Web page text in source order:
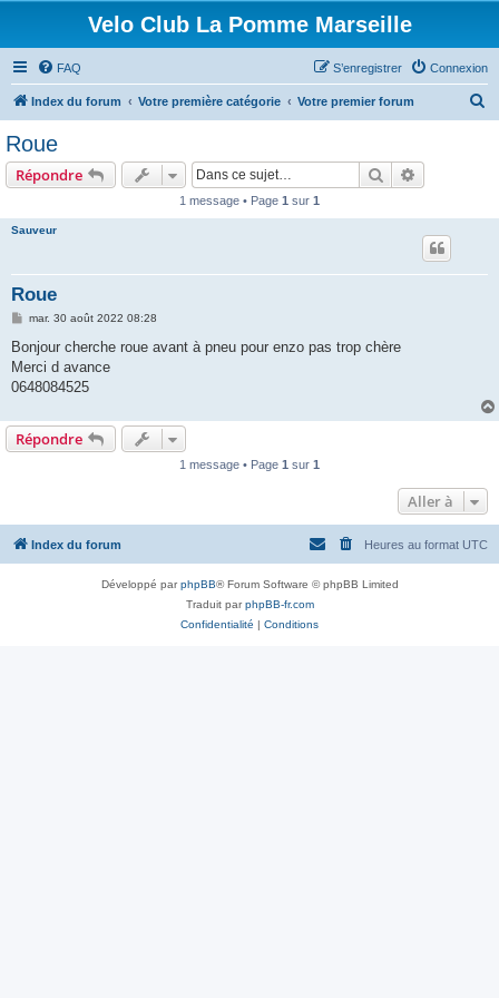
Velo Club La Pomme Marseille
FAQ Connexion
S’enregistrer
Index du forum Votre première catégorie Votre premier forum
Roue
Répondre Rechercher
1 message • Page 1 sur 1
Sauveur
Roue
M
s
a
g
mar. 30 août 2022 08:28
Bonjour cherche roue avant à pneu pour enzo pas trop chère
Merci d avance
0648084525
Répondre
1 message • Page 1 sur 1
Aller à
Index du forum Heures au format UTC
Développé parphpBB® Forum Software © phpBB Limited
Traduit parphpBB-fr.com
Confidentialité | Conditions